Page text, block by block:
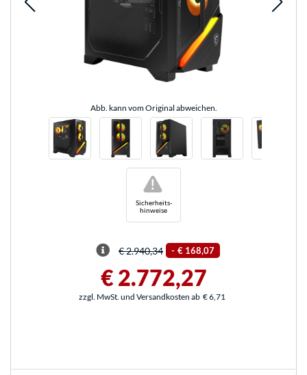
Abb. kann vom Original abweichen.
Sicherheits-
hinweise
!
€ 2.940,34 - € 168,07
€ 2.772,27
zzgl. MwSt. und Versandkosten ab € 6,71